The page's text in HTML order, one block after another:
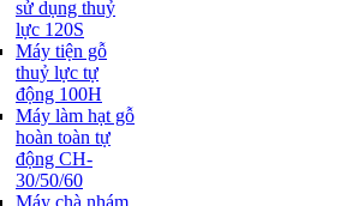
sử dụng thuỷ
lực 120S
Máy tiện gỗ
thuỷ lực tự
động 100H
Máy làm hạt gỗ
hoàn toàn tự
động CH-
30/50/60
Máy chà nhám